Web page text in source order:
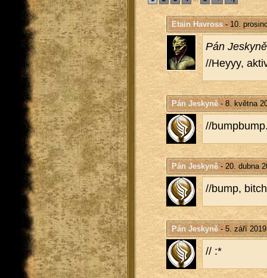
Etain Havross- 10.
Pán
//Heyyy,
Pán Jeskyně- 8. května
//
Pán Jeskyně- 20. dubna
//bump,
Pán Jeskyně- 5. září 2019
// :*